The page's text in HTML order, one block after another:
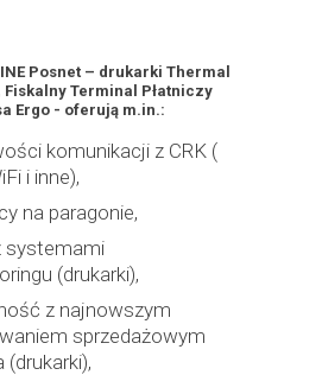
Posnet – drukarki Thermal
Fiskalny Terminal Płatniczy
Ergo - oferują m.in.:
komunikacji z CRK (
i inne),
na paragonie,
systemami
(drukarki),
z najnowszym
sprzedażowym
(drukarki),